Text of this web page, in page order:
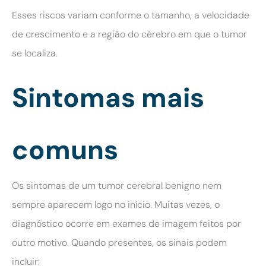
Esses riscos variam conforme o tamanho, a velocidade
de crescimento e a região do cérebro em que o tumor
se localiza.
Sintomas mais
comuns
Os sintomas de um tumor cerebral benigno nem
sempre aparecem logo no início. Muitas vezes, o
diagnóstico ocorre em exames de imagem feitos por
outro motivo. Quando presentes, os sinais podem
incluir: